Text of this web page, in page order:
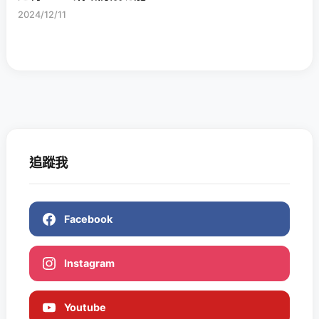
2024/12/11
追蹤我
Facebook
Instagram
Youtube